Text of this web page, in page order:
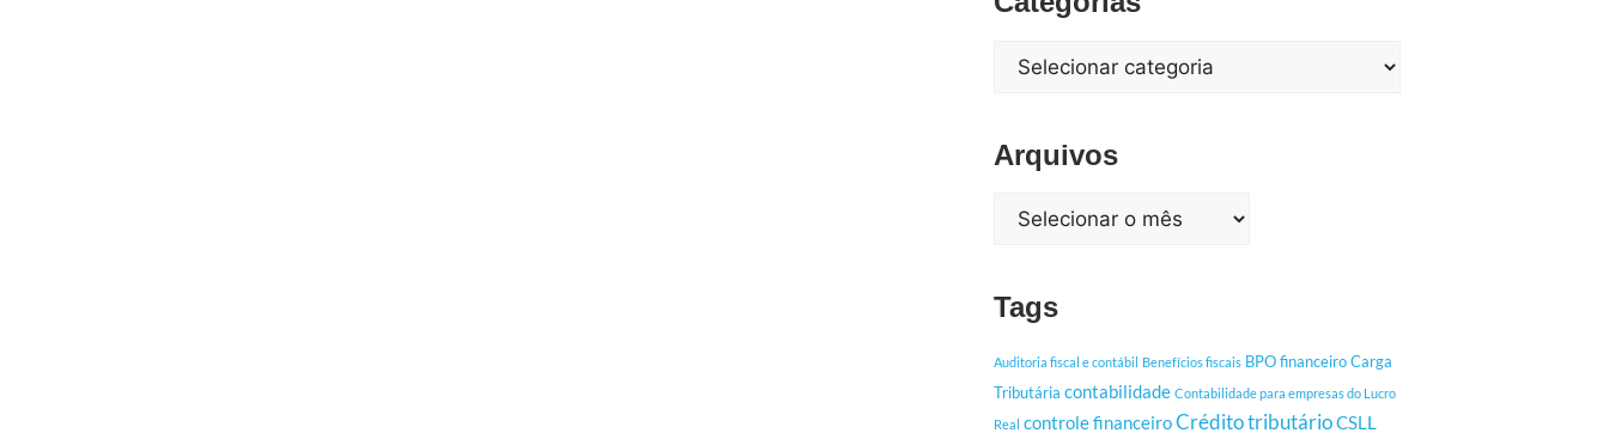
Arquivos
Tags
Auditoria fiscal e contábil Benefícios fiscais BPO financeiroCarga
Tributária contabilidade Contabilidade para empresas do Lucro
Real controle financeiroCrédito tributárioCSLL